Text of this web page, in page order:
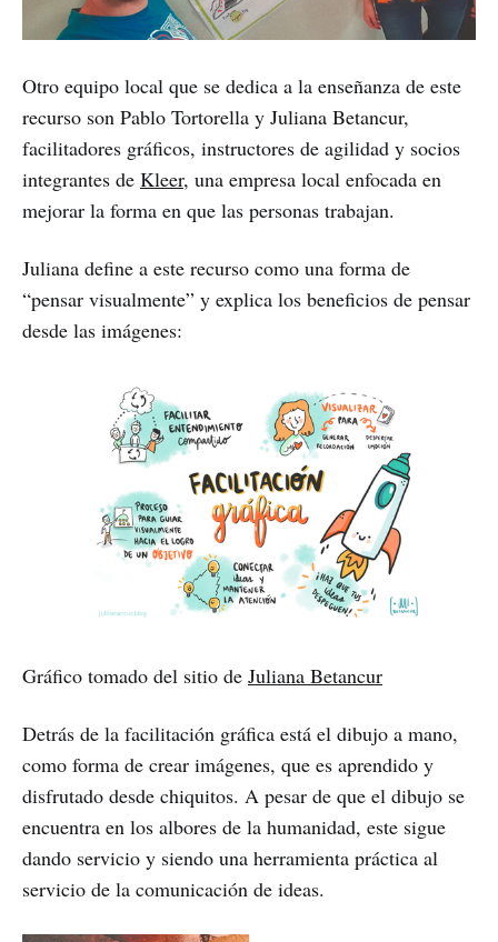
Otro equipo local que se dedica a la enseñanza de este
recurso son Pablo Tortorella y Juliana Betancur,
facilitadores gráficos, instructores de agilidad y socios
integrantes de Kleer, una empresa local enfocada en
mejorar la forma en que las personas trabajan.
Juliana define a este recurso como una forma de
“pensar visualmente” y explica los beneficios de pensar
desde las imágenes:
Gráfico tomado del sitio de Juliana Betancur
Detrás de la facilitación gráfica está el dibujo a mano,
como forma de crear imágenes, que es aprendido y
disfrutado desde chiquitos. A pesar de que el dibujo se
encuentra en los albores de la humanidad, este sigue
dando servicio y siendo una herramienta práctica al
servicio de la comunicación de ideas.